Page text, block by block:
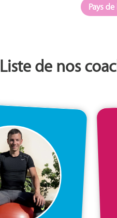
Pays
Liste de nos